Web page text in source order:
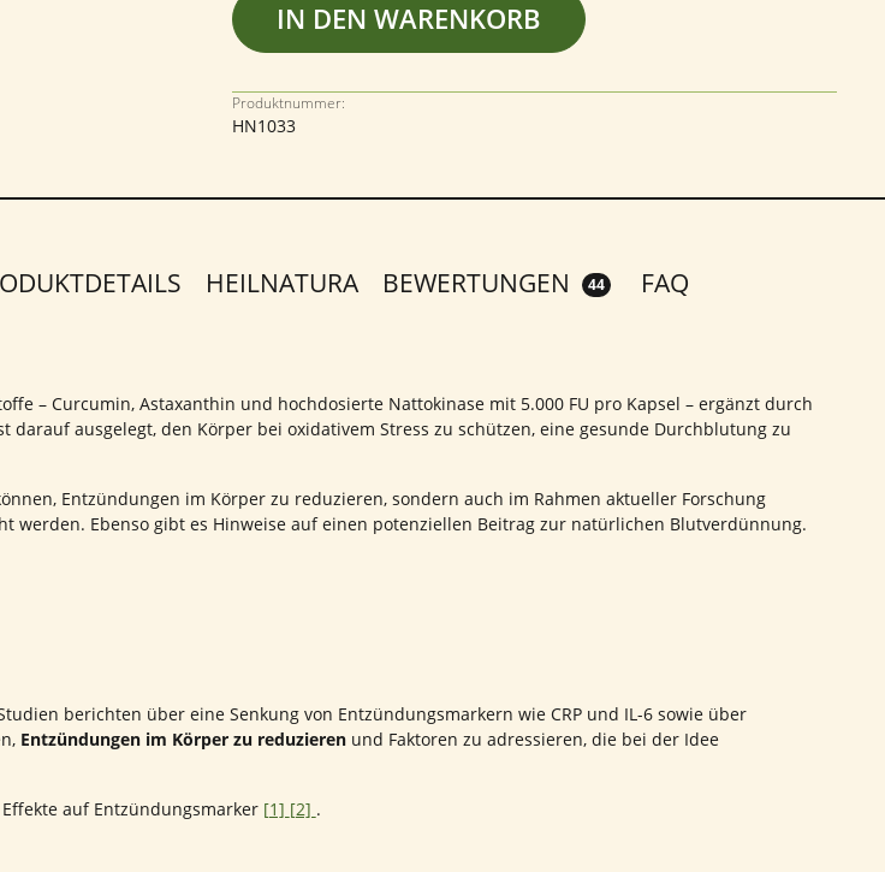
IN DEN WARENKORB
Produktnummer:
HN1033
HEILNATURA BEWERTUNGEN 44 FAQ
– Curcumin, Astaxanthin und hochdosierte Nattokinase mit 5.000 FU pro Kapsel – ergänzt durch
ausgelegt, den Körper bei oxidativem Stress zu schützen, eine gesunde Durchblutung zu
Entzündungen im Körper zu reduzieren, sondern auch im Rahmen aktueller Forschung
Ebenso gibt es Hinweise auf einen potenziellen Beitrag zur natürlichen Blutverdünnung.
berichten über eine Senkung von Entzündungsmarkern wie CRP und IL-6 sowie über
Entzündungen im Körper zu reduzierenund Faktoren zu adressieren, die bei der Idee
auf Entzündungsmarker [1] [2] .